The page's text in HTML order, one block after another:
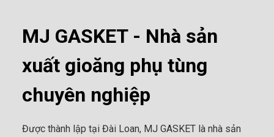
MJ GASKET - Nhà sản
xuất gioăng phụ tùng
chuyên nghiệp
Được thành lập tại Đài Loan, MJ GASKET là nhà sản